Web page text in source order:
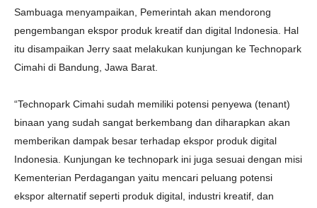
Sambuaga menyampaikan, Pemerintah akan mendorong
pengembangan ekspor produk kreatif dan digital Indonesia. Hal
itu disampaikan Jerry saat melakukan kunjungan ke Technopark
Cimahi di Bandung, Jawa Barat.
“Technopark Cimahi sudah memiliki potensi penyewa (tenant)
binaan yang sudah sangat berkembang dan diharapkan akan
memberikan dampak besar terhadap ekspor produk digital
Indonesia. Kunjungan ke technopark ini juga sesuai dengan misi
Kementerian Perdagangan yaitu mencari peluang potensi
ekspor alternatif seperti produk digital, industri kreatif, dan